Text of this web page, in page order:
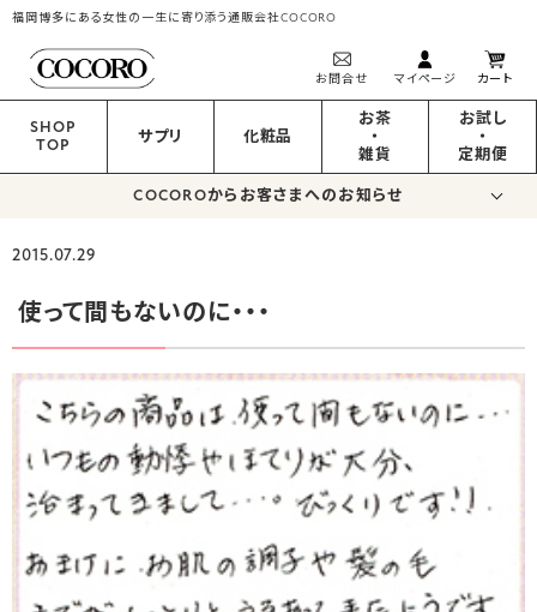
福岡博多にある女性の一生に寄り添う通販会社COCORO
お問合せ マイページ カート
SHOP
TOP
サプリ 化粧品
お茶
・
雑貨
お試し
・
定期便
COCOROからお客さまへのお知らせ
2015.07.29
使って間もないのに・・・